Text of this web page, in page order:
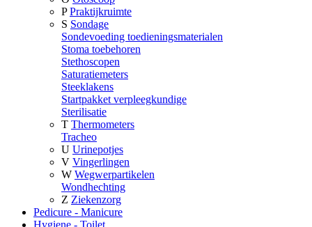
P Praktijkruimte
S Sondage
Sondevoeding toedieningsmaterialen
Stoma toebehoren
Stethoscopen
Saturatiemeters
Steeklakens
Startpakket verpleegkundige
Sterilisatie
T Thermometers
Tracheo
U Urinepotjes
V Vingerlingen
W Wegwerpartikelen
Wondhechting
Z Ziekenzorg
Pedicure - Manicure